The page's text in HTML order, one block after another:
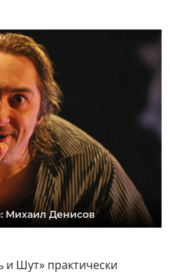
Михаил Денисов
и Шут» практически